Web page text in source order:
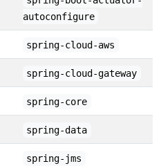
autoconfigure
spring-cloud-aws
spring-cloud-gateway
spring-core
spring-data
spring-jms